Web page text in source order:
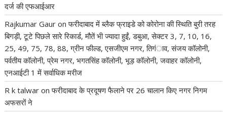
दर्ज की एफआईआर
Rajkumar Gaur onफरीदाबाद में ब्लैक फ्राइडे को कोरोना की स्थिति बुरी तरह
बिगड़ी, टूटे पिछले सारे रिकार्ड, मौतें भी ज्यादा हुईं, डबुआ, सेक्टर 3, 7, 10, 16,
25, 49, 75, 78, 88, ग्रीन फील्ड, एसजीएम नगर, तिगंाव, संजय कॉलोनी,
पर्वतीय कॉलोनी, प्रेम नगर, भगतसिंह कॉलोनी, भूड़ कॉलोनी, जवाहर कॉलोनी,
एनआईटी 1 में सर्वाधिक मरीज
R k talwar onफरीदाबाद के प्रदूषण फैलाने पर 26 चालान किए नगर निगम
अफसरों ने